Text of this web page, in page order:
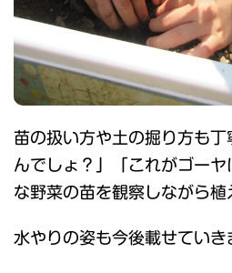
苗の扱い方や土の掘り方も
んでしょ？」「これがゴー
な野菜の苗を観察しながら植
水やりの姿も今後載せていき